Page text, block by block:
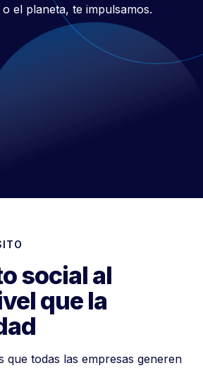
el planeta, te impulsamos.
social al
que la
que todas las empresas generen